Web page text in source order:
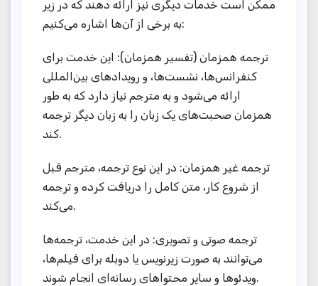
ممکن است خدمات دیگری نیز ارائه دهند که در زیر
به برخی از آن‌ها اشاره می‌کنیم:
ترجمه همزمان (تفسیر همزمان): این خدمت برای
کنفرانس‌ها، نشست‌ها، و رویدادهای بین‌المللی
ارائه می‌شود و به مترجم نیاز دارد که به طور
همزمان صحبت‌های یک زبان را به زبان دیگر ترجمه
کند.
ترجمه غیر همزمان: در این نوع ترجمه، مترجم قبل
از شروع کار، متن کامل را دریافت کرده و ترجمه
می‌کند.
ترجمه صوتی و تصویری: در این خدمت، ترجمه‌ها
می‌توانند به صورت زیرنویس یا دوبله برای فیلم‌ها،
ویدئوها و سایر محتواهای رسانه‌ای انجام شوند.